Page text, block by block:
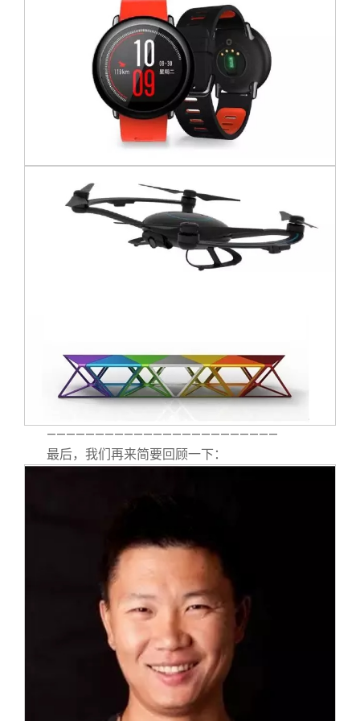
————————————————————————
最后，我们再来简要回顾一下：